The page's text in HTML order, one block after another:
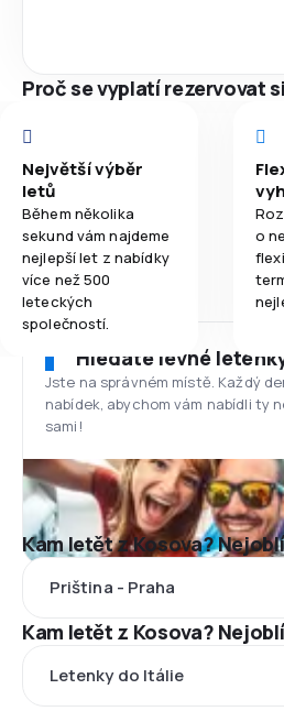
Proč se vyplatí rezervovat
Největší výběr
letů
Během několika
sekund vám najdeme
nejlepší let z nabídky
více než 500
leteckých
společností.
o
Hledáte levné
Jste na správném místě. Každý
nabídek, abychom vám nabídli ty
sami!
Kam letět z Kosova?
Priština - Praha
Kam letět z Kosova?
Letenky do Itálie